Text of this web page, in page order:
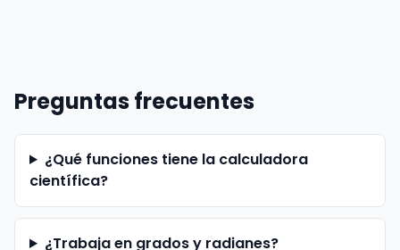
Preguntas frecuentes
¿Qué funciones tiene la calculadora
científica?
¿Trabaja en grados y radianes?